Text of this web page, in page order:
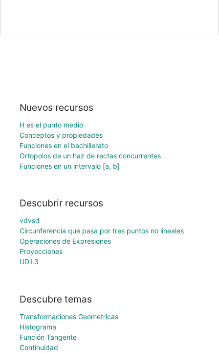
Nuevos recursos
H es el punto medio
Conceptos y propiedades
Funciones en el bachillerato
Ortopolos de un haz de rectas concurrentes
Funciones en un intervalo [a, b]
Descubrir recursos
vdvsd
Circunferencia que pasa por tres puntos no lineales
Operaciones de Expresiones
Proyecciones
UD1.3
Descubre temas
Transformaciones Geométricas
Histograma
Función Tangente
Continuidad